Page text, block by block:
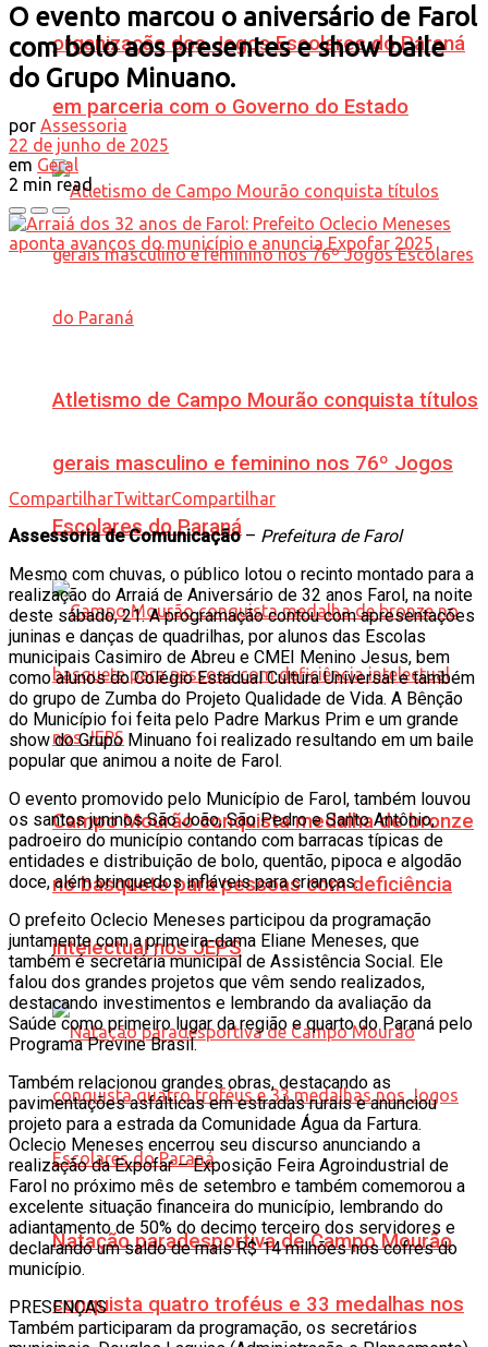
organização dos Jogos Escolares do Paraná
em parceria com o Governo do Estado
Atletismo de Campo Mourão conquista títulos
gerais masculino e feminino nos 76º Jogos
Escolares do Paraná
Campo Mourão conquista medalha de bronze
no basquete para pessoas com deficiência
intelectual nos JEPS
Natação paradesportiva de Campo Mourão
conquista quatro troféus e 33 medalhas nos
O evento marcou o aniversário de Farol
com bolo aos presentes e show baile
do Grupo Minuano.
por Assessoria
22 de junho de 2025
em Geral
2 min read
CompartilharTwittarCompartilhar
Assessoria de Comunicação– Prefeitura de Farol
Mesmo com chuvas, o público lotou o recinto montado para a
realização do Arraiá de Aniversário de 32 anos Farol, na noite
deste sábado, 21. A programação contou com apresentações
juninas e danças de quadrilhas, por alunos das Escolas
municipais Casimiro de Abreu e CMEI Menino Jesus, bem
como alunos do Colégio Estadual Cultura Universal e também
do grupo de Zumba do Projeto Qualidade de Vida. A Bênção
do Município foi feita pelo Padre Markus Prim e um grande
show do Grupo Minuano foi realizado resultando em um baile
popular que animou a noite de Farol.
O evento promovido pelo Município de Farol, também louvou
os santos juninos São João, São Pedro e Santo Antônio,
padroeiro do município contando com barracas típicas de
entidades e distribuição de bolo, quentão, pipoca e algodão
doce, além brinquedos infláveis para crianças.
O prefeito Oclecio Meneses participou da programação
juntamente com a primeira-dama Eliane Meneses, que
também é secretária municipal de Assistência Social. Ele
falou dos grandes projetos que vêm sendo realizados,
destacando investimentos e lembrando da avaliação da
Saúde como primeiro lugar da região e quarto do Paraná pelo
Programa Previne Brasil.
Também relacionou grandes obras, destacando as
pavimentações asfálticas em estradas rurais e anunciou
projeto para a estrada da Comunidade Água da Fartura.
Oclecio Meneses encerrou seu discurso anunciando a
realização da Expofar – Exposição Feira Agroindustrial de
Farol no próximo mês de setembro e também comemorou a
excelente situação financeira do município, lembrando do
adiantamento de 50% do decimo terceiro dos servidores e
declarando um saldo de mais R$ 14 milhões nos cofres do
município.
PRESENÇAS
Também participaram da programação, os secretários